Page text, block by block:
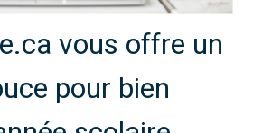
vous offre un
pour bien